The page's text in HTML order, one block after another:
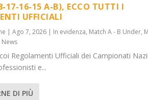
17-16-15 A-B), ECCO TUTTI I
UFFICIALI
| Ago 7, 2026| In evidenza, Match A - B Under,
News
Regolamenti Ufficiali dei Campionati
e...
DI PIÙ